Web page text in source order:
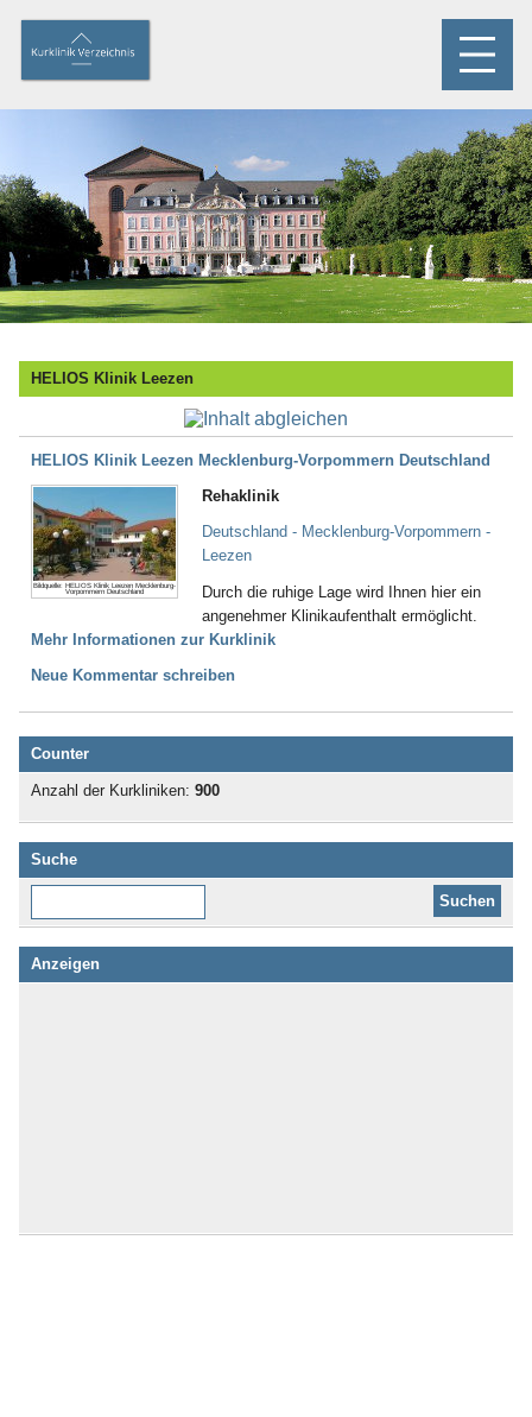
HELIOS Klinik Leezen
HELIOS Klinik Leezen Mecklenburg-Vorpommern Deutschland
Bildquelle: HELIOS Klinik Leezen Mecklenburg-
Vorpommern Deutschland
Rehaklinik
Deutschland - Mecklenburg-Vorpommern -
Leezen
Durch die ruhige Lage wird Ihnen hier ein
angenehmer Klinikaufenthalt ermöglicht.
Mehr Informationen zur Kurklinik
Neue Kommentar schreiben
Counter
Anzahl der Kurkliniken: 900
Suche
Anzeigen